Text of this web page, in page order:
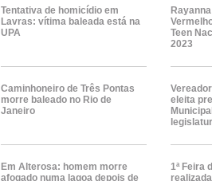
Tentativa de homicídio em
Lavras: vítima baleada está na
UPA
Teen
2023
Caminhoneiro de Três Pontas
morre baleado no Rio de
Janeiro
eleita
Em Alterosa: homem morre
afogado numa lagoa depois de
1ª Feira